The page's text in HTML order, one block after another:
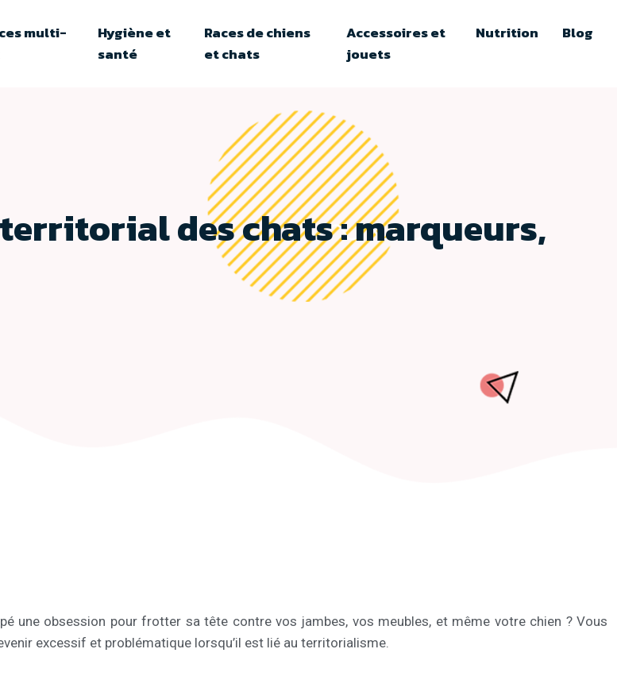
multi-
Hygiène et
santé
Races de chiens
et chats
Accessoires et
jouets
Nutrition Blog
des chats : marqueurs,
une obsession pour frotter sa tête contre vos jambes, vos meubles, et même votre chien ? Vous
excessif et problématique lorsqu’il est lié au territorialisme.